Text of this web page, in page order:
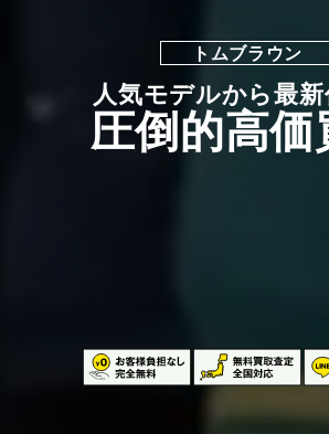
トムブラウン
人気モデルから最
圧倒的高価